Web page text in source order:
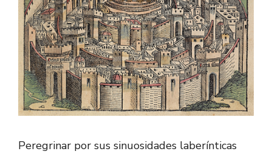
Peregrinar por sus sinuosidades laberínticas